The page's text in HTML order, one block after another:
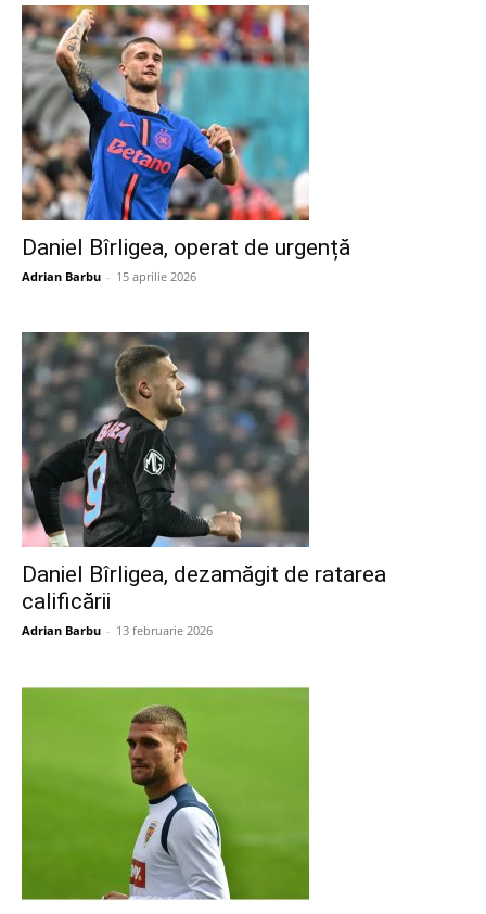
Daniel Bîrligea, operat de urgență
Adrian Barbu - 15 aprilie 2026
Daniel Bîrligea, dezamăgit de ratarea
calificării
Adrian Barbu - 13 februarie 2026